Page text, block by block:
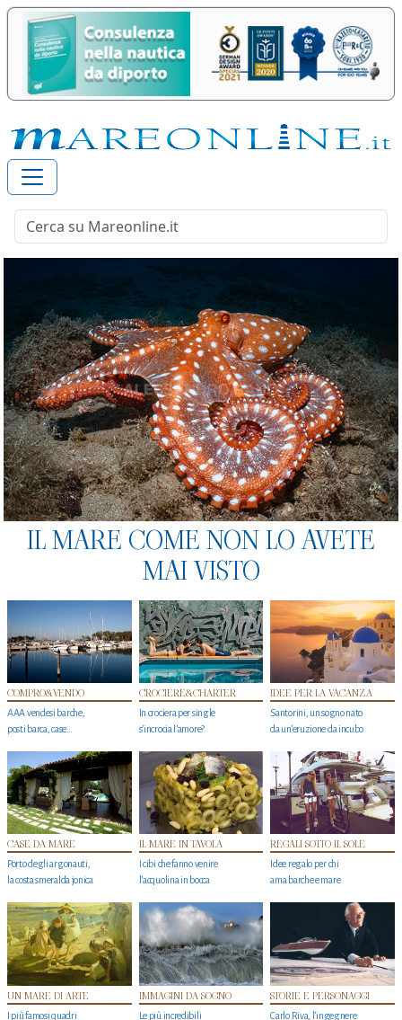
IL MARE COME NON LO AVETE
MAI VISTO
COMPRO&VENDO
AAA vendesi barche,
posti barca, case…
CROCIERE&CHARTER
In crociera per single
s'incrocia l’amore?
IDEE PER LA VACANZA
Santorini, un sogno nato
da un’eruzione da incubo
CASE DA MARE
Porto degli argonauti,
la costa smeralda jonica
IL MARE IN TAVOLA
I cibi che fanno venire
l’acquolina in bocca
REGALI SOTTO IL SOLE
Idee regalo per chi
ama barche e mare
UN MARE DI ARTE
I più famosi quadri
IMMAGINI DA SOGNO
Le più incredibili
STORIE E PERSONAGGI
Carlo Riva, l’ingegnere